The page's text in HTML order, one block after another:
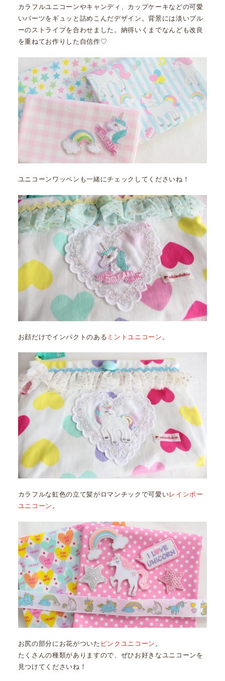
カラフルユニコーンやキャンディ、カップケーキなどの可愛
いパーツをギュッと詰めこんだデザイン。背景には淡いブル
ーのストライプを合わせました。納得いくまでなんども改良
を重ねてお作りした自信作♡
ユニコーンワッペンも一緒にチェックしてくださいね！
お顔だけでインパクトのある ミントユニコーン 。
カラフルな虹色の立て髪がロマンチックで可愛いレインボー
ユニコーン 。
お尻の部分にお花がついた ピンクユニコーン 。
たくさんの種類がありますので、ぜひお好きなユニコーンを
見つけてくださいね！